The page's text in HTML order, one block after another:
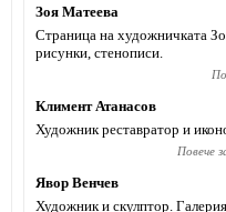
Зоя Матеева
Страница на художничката
рисунки, стенописи.
Климент Атанасов
Художник реставратор и
Повече
Явор Венчев
Художник и скулптор.